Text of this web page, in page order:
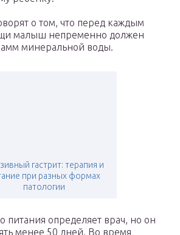
о том, что перед каждым
малыш непременно должен
минеральной воды.
гастрит: терапия и
при разных формах
патологии
питания определяет врач, но он
менее 50 дней. Во время